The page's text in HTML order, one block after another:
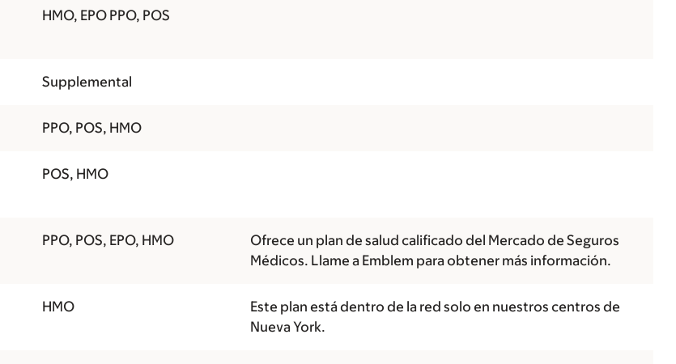
HMO, EPO PPO, POS
Supplemental
PPO, POS, HMO
POS, HMO
PPO, POS, EPO, HMO
Ofrece un plan de salud calificado del Mercado de Seguros
Médicos. Llame a Emblem para obtener más información.
HMO
Este plan está dentro de la red solo en nuestros centros de
Nueva York.